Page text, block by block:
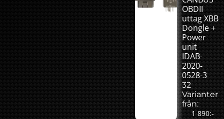
OBDII
uttag XBB
Dongle +
Power
unit
IDAB-
2020-
0528-3
32
Varianter
från:
1 890:-